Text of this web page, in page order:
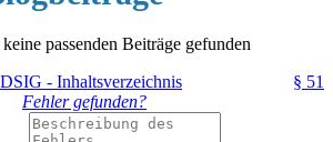
passenden Beiträge gefunden
- Inhaltsverzeichnis
§ 51
Fehler gefunden?